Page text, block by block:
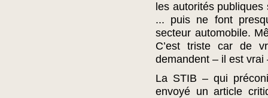
les autorités
... puis ne font
secteur automobile.
C’est triste car de
demandent – il est
La STIB – qui
envoyé un article